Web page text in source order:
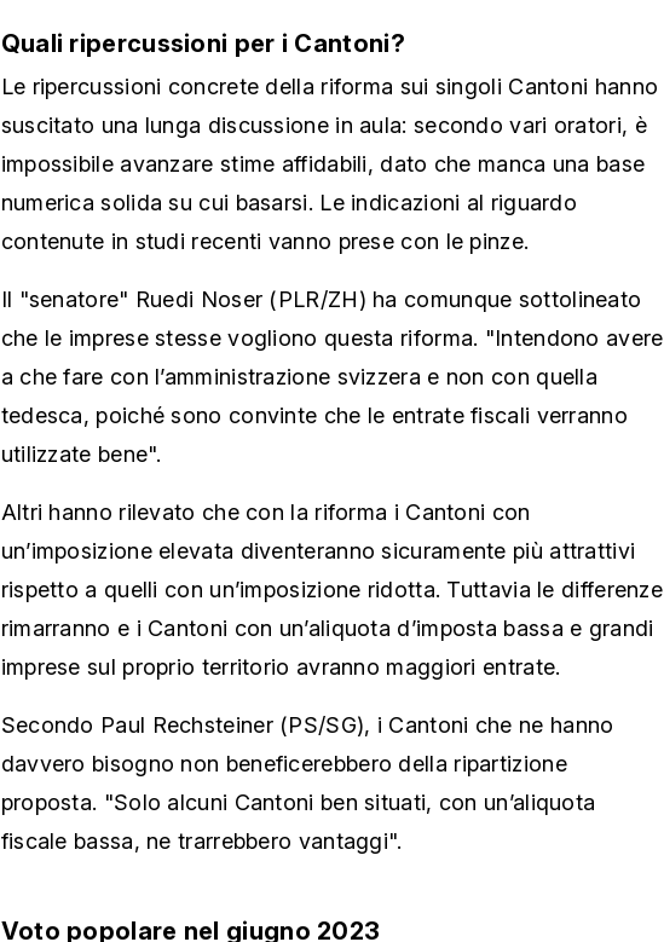
Quali ripercussioni per i Cantoni?
Le ripercussioni concrete della riforma sui singoli Cantoni hanno
suscitato una lunga discussione in aula: secondo vari oratori, è
impossibile avanzare stime affidabili, dato che manca una base
numerica solida su cui basarsi. Le indicazioni al riguardo
contenute in studi recenti vanno prese con le pinze.
Il "senatore" Ruedi Noser (PLR/ZH) ha comunque sottolineato
che le imprese stesse vogliono questa riforma. "Intendono avere
a che fare con l’amministrazione svizzera e non con quella
tedesca, poiché sono convinte che le entrate fiscali verranno
utilizzate bene".
Altri hanno rilevato che con la riforma i Cantoni con
un’imposizione elevata diventeranno sicuramente più attrattivi
rispetto a quelli con un’imposizione ridotta. Tuttavia le differenze
rimarranno e i Cantoni con un’aliquota d’imposta bassa e grandi
imprese sul proprio territorio avranno maggiori entrate.
Secondo Paul Rechsteiner (PS/SG), i Cantoni che ne hanno
davvero bisogno non beneficerebbero della ripartizione
proposta. "Solo alcuni Cantoni ben situati, con un’aliquota
fiscale bassa, ne trarrebbero vantaggi".
Voto popolare nel giugno 2023